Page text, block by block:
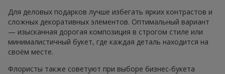
Для деловых подарков лучше избегать ярких контрастов и
сложных декоративных элементов. Оптимальный вариант
— изысканная дорогая композиция в строгом стиле или
минималистичный букет, где каждая деталь находится на
своём месте.
Флористы также советуют при выборе бизнес-букета